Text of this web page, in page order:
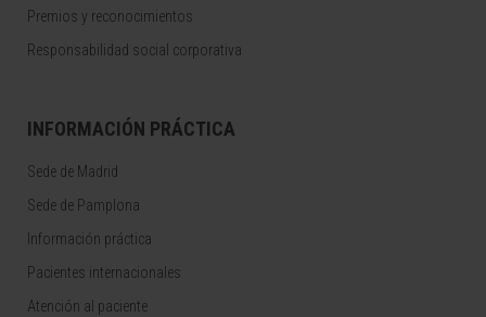
Premios y reconocimientos
Responsabilidad social corporativa
INFORMACIÓN PRÁCTICA
Sede de Madrid
Sede de Pamplona
Información práctica
Pacientes internacionales
Atención al paciente